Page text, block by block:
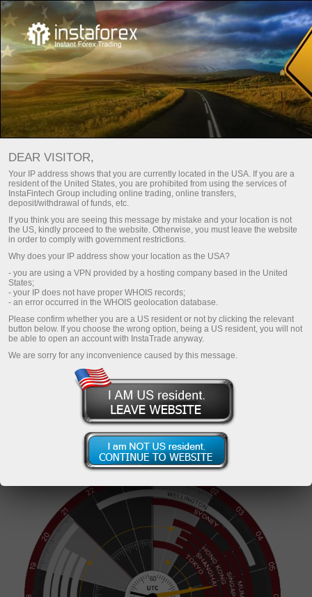
ساعات طوابق التداول من إنستافوركس
افتح حساب تداول
افتح حسابا تجريبيا
DEAR VISITOR,
Your IP address shows that you are currently located in the USA. If you are a
resident of the United States, you are prohibited from using the services of
InstaFintech Group including online trading, online transfers,
deposit/withdrawal of funds, etc.
If you think you are seeing this message by mistake and your location is not
the US, kindly proceed to the website. Otherwise, you must leave the website
in order to comply with government restrictions.
Why does your IP address show your location as the USA?
- you are using a VPN provided by a hosting company based in the United
States;
- your IP does not have proper WHOIS records;
- an error occurred in the WHOIS geolocation database.
Please confirm whether you are a US resident or not by clicking the relevant
button below. If you choose the wrong option, being a US resident, you will not
be able to open an account with InstaTrade anyway.
We are sorry for any inconvenience caused by this message.